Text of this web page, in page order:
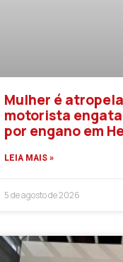
Mulher é
motorista
por engano em
LEIA MAIS »
5 de agosto de 2026